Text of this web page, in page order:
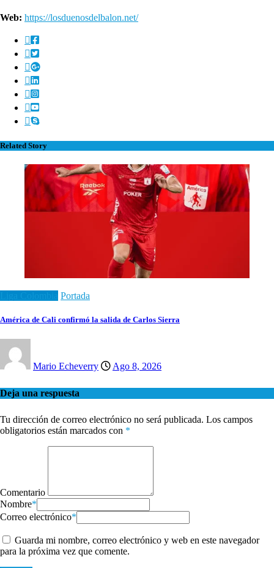
Web: https://losduenosdelbalon.net/
Related Story
Portada
América de Cali confirmó la salida de Carlos Sierra
Mario Echeverry Ago 8, 2026
Deja una respuesta
Tu dirección de correo electrónico no será publicada. Los campos
obligatorios están marcados con *
Comentario
Nombre*
Correo electrónico*
Guarda mi nombre, correo electrónico y web en este navegador
para la próxima vez que comente.